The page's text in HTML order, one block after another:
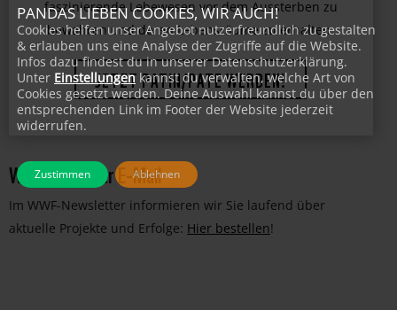
bedrohter Tierarten. Unterstützen Sie uns dabei,
faszinierende Lebewesen vor dem Aussterben zu
bewahren und deren Lebensräume zu erhalten.
JETZT PATIN/PATE WERDEN!
WWF-News per E-Mail
Im WWF-Newsletter informieren wir Sie laufend über
aktuelle Projekte und Erfolge: Hier bestellen!
PANDAS LIEBEN COOKIES, WIR AUCH!
Cookies helfen unser Angebot nutzerfreundlich zu gestalten
& erlauben uns eine Analyse der Zugriffe auf die Website.
Infos dazu findest du in unserer Datenschutzerklärung.
Unter Einstellungen kannst du verwalten, welche Art von
Cookies gesetzt werden. Deine Auswahl kannst du über den
entsprechenden Link im Footer der Website jederzeit
widerrufen.
Zustimmen Ablehnen